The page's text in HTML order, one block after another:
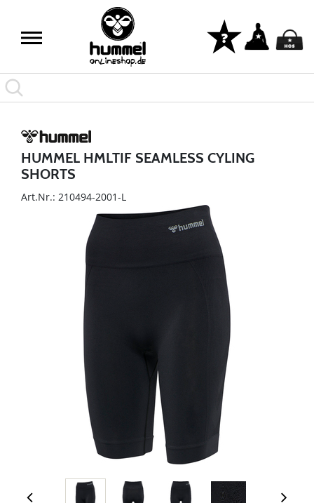
HUMMEL HMLTIF SEAMLESS CYLING
SHORTS
Art.Nr.: 210494-2001-L